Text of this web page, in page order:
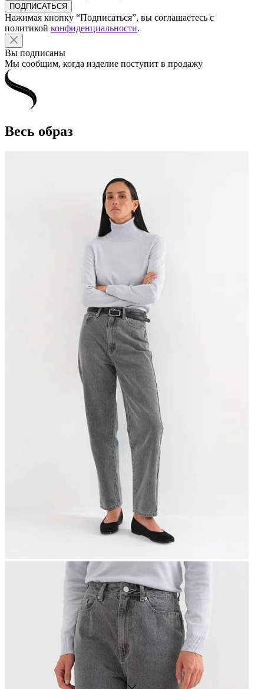
Нажимая кнопку “Подписаться”, вы соглашаетесь с
политикой конфиденциальности.
Вы подписаны
Мы сообщим, когда изделие поступит в продажу
Весь образ